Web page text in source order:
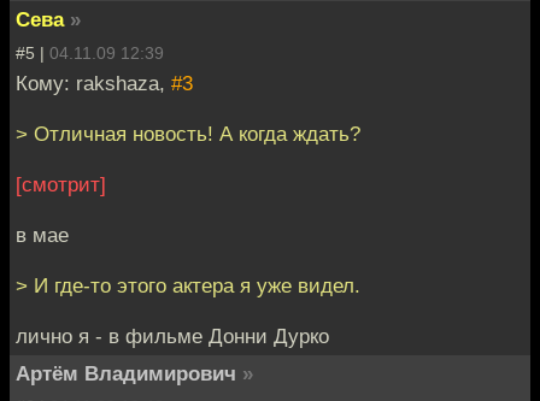
Сева »
#5 | 04.11.09 12:39
Кому: rakshaza, #3
> Отличная новость! А когда ждать?
[смотрит]
в мае
> И где-то этого актера я уже видел.
лично я - в фильме Донни Дурко
Артём Владимирович »